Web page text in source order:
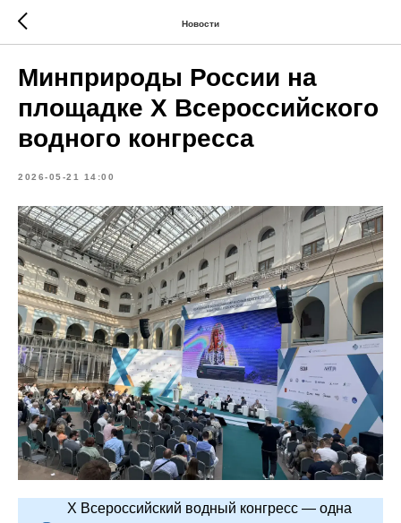
Новости
Минприроды России на
площадке X Всероссийского
водного конгресса
2026-05-21 14:00
X Всероссийский водный конгресс — одна